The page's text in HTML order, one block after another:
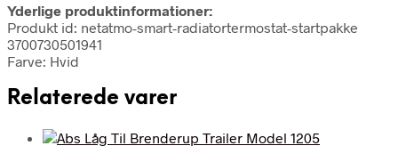
Yderlige produktinformationer:
Produkt id: netatmo-smart-radiatortermostat-startpakke
3700730501941
Farve: Hvid
Relaterede varer